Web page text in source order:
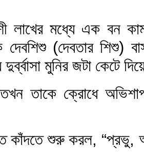
লাখের মধ্যে এক বন
দেবশিশু (দেবতার শিশু)
মুনির জটা কেটে
তখন তাকে ক্রোধে
কাঁদতে শুরু করল, “প্রভু,